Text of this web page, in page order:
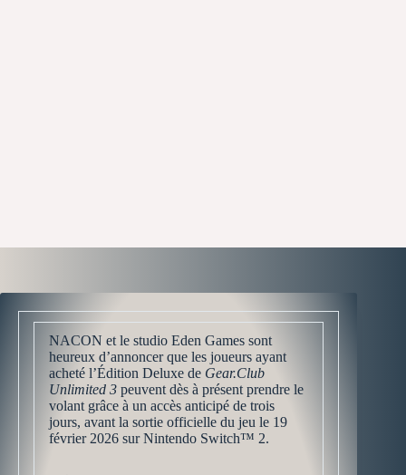
NACON et le studio Eden Games sont
heureux d’annoncer que les joueurs ayant
acheté l’Édition Deluxe de Gear.Club
Unlimited 3 peuvent dès à présent prendre le
volant grâce à un accès anticipé de trois
jours, avant la sortie officielle du jeu le 19
février 2026 sur Nintendo Switch™ 2.